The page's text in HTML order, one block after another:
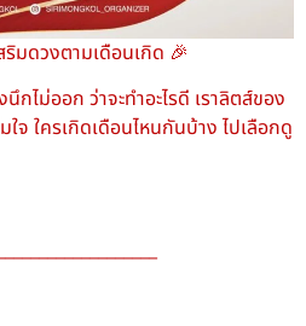
มดวงตามเดือนเกิด 🎉
ไม่ออก ว่าจะทำอะไรดี เราลิตส์ของ
จ ใครเกิดเดือนไหนกันบ้าง ไปเลือกดู